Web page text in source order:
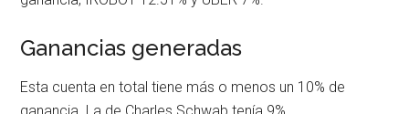
Ganancias generadas
Esta cuenta en total tiene más o menos un 10% de